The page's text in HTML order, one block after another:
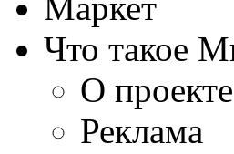
Что такое
О проекте
Реклама